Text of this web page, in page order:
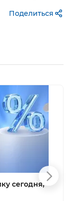
Поделиться
сегодня,